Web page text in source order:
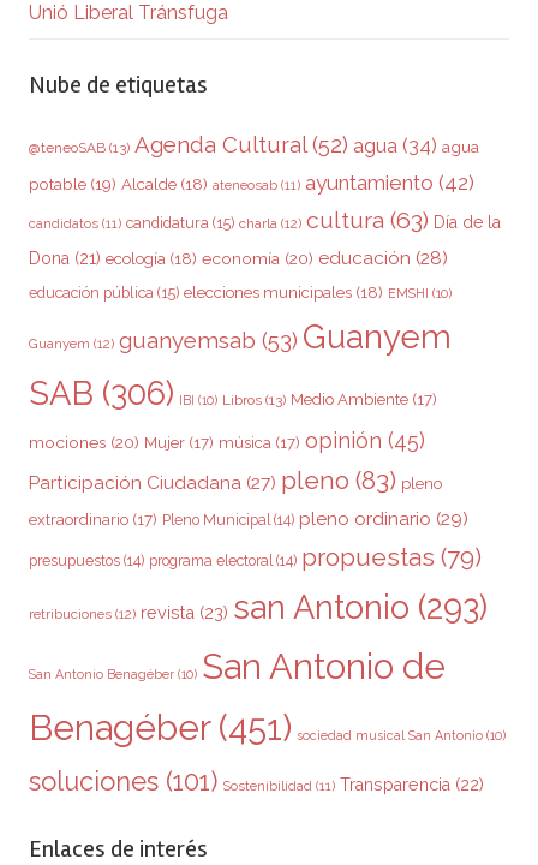
Unió Liberal Tránsfuga
Nube de etiquetas
@teneoSAB (13) Agenda Cultural(52) agua (34) agua
potable (19) Alcalde (18) ateneosab (11) ayuntamiento (42)
candidatos (11) candidatura (15) charla (12) cultura (63) Día de la
Dona (21) ecología (18) economía (20) educación (28)
educación pública (15) elecciones municipales (18) EMSHI (10)
Guanyem (12) guanyemsab (53) Guanyem
SAB (306) IBI (10) Libros (13) Medio Ambiente (17)
mociones (20) Mujer (17) música (17) opinión (45)
Participación Ciudadana (27) pleno (83) pleno
extraordinario (17) Pleno Municipal (14) pleno ordinario (29)
presupuestos (14) programa electoral (14) propuestas (79)
retribuciones (12) revista (23) san Antonio (293)
San Antonio Benagéber (10) San Antonio de
Benagéber(451) sociedad musical San Antonio (10)
soluciones (101) Sostenibilidad (11) Transparencia (22)
Enlaces de interés